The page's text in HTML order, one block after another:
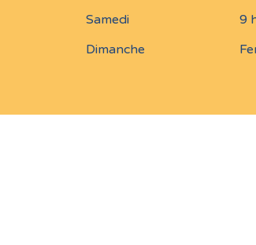
Samedi
9
Dimanche